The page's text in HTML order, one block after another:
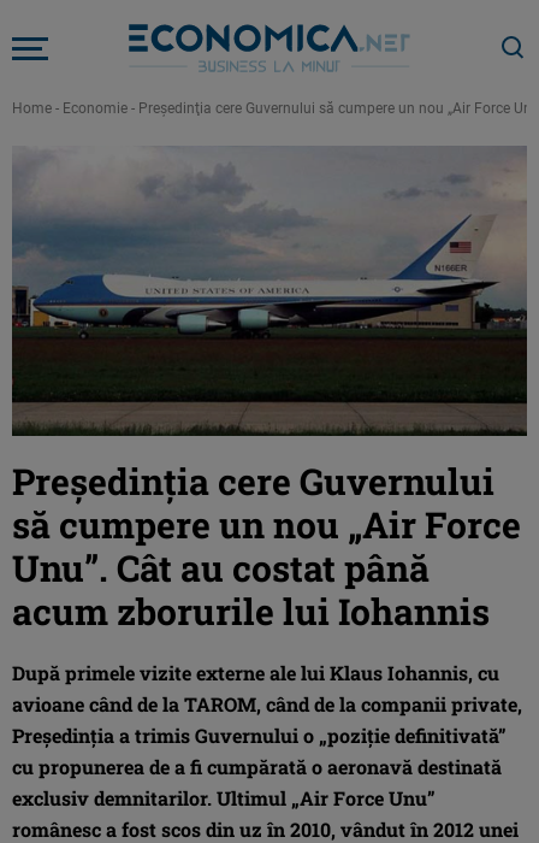
Home - Economie - Preşedinţia cere Guvernului să cumpere un nou „Air Force
Preşedinţia cere Guvernului
să cumpere un nou „Air Force
Unu”. Cât au costat până
acum zborurile lui Iohannis
După primele vizite externe ale lui Klaus Iohannis, cu
avioane când de la TAROM, când de la companii private,
Preşedinţia a trimis Guvernului o „poziţie definitivată”
cu propunerea de a fi cumpărată o aeronavă destinată
exclusiv demnitarilor. Ultimul „Air Force Unu”
românesc a fost scos din uz în 2010, vândut în 2012 unei